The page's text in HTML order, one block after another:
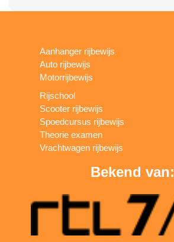
Aanhanger rijbewijs
Auto rijbewijs
Motorrijbewijs
Rijschool
Scooter rijbewijs
Spoedcursus rijbewijs
Theorie examen
Vrachtwagen rijbewijs
Bekend van: